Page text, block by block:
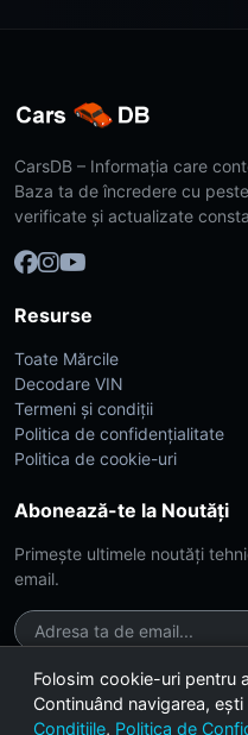
CarsDB – Informația care
Baza ta de încredere cu
verificate și actualizate
Resurse
Toate Mărcile
Decodare VIN
Termeni și condiții
Politica de confidențialitate
Politica de cookie-uri
Abonează-te la Noutăți
Primește ultimele noutăți
email.
© 2026 CarsDB. Toate
Folosim cookie-uri pentru
Continuând navigarea,
Condițiile, Politica de